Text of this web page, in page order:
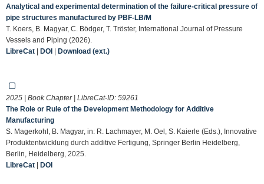
Analytical and experimental determination of the failure-critical pressure of
pipe structures manufactured by PBF-LB/M
T. Koers, B. Magyar, C. Bödger, T. Tröster, International Journal of Pressure
Vessels and Piping (2026).
LibreCat | DOI | Download (ext.)
2025 | Book Chapter | LibreCat-ID: 59261
The Role or Rule of the Development Methodology for Additive
Manufacturing
S. Magerkohl, B. Magyar, in: R. Lachmayer, M. Oel, S. Kaierle (Eds.), Innovative
Produktentwicklung durch additive Fertigung, Springer Berlin Heidelberg,
Berlin, Heidelberg, 2025.
LibreCat | DOI